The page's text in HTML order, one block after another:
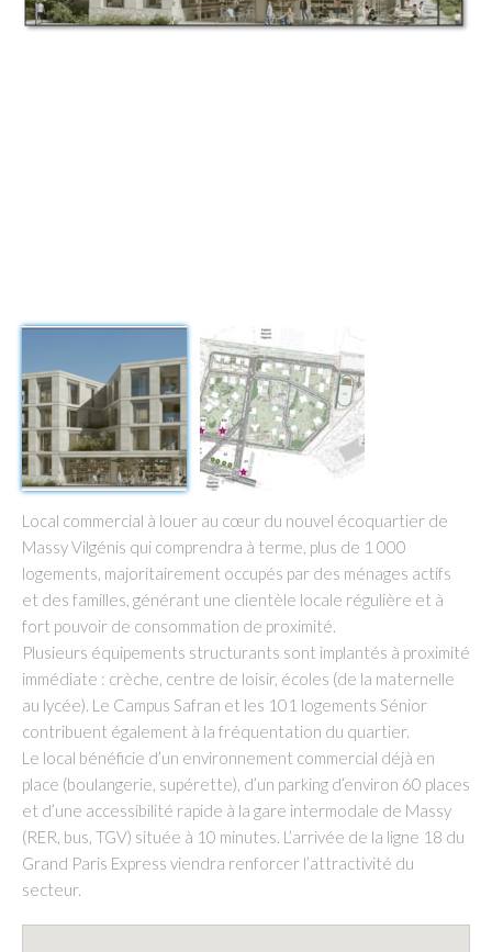
Local commercial à louer au cœur du nouvel écoquartier de
Massy Vilgénis qui comprendra à terme, plus de 1 000
logements, majoritairement occupés par des ménages actifs
et des familles, générant une clientèle locale régulière et à
fort pouvoir de consommation de proximité.
Plusieurs équipements structurants sont implantés à proximité
immédiate : crèche, centre de loisir, écoles (de la maternelle
au lycée). Le Campus Safran et les 101 logements Sénior
contribuent également à la fréquentation du quartier.
Le local bénéficie d’un environnement commercial déjà en
place (boulangerie, supérette), d’un parking d’environ 60 places
et d’une accessibilité rapide à la gare intermodale de Massy
(RER, bus, TGV) située à 10 minutes. L’arrivée de la ligne 18 du
Grand Paris Express viendra renforcer l’attractivité du
secteur.